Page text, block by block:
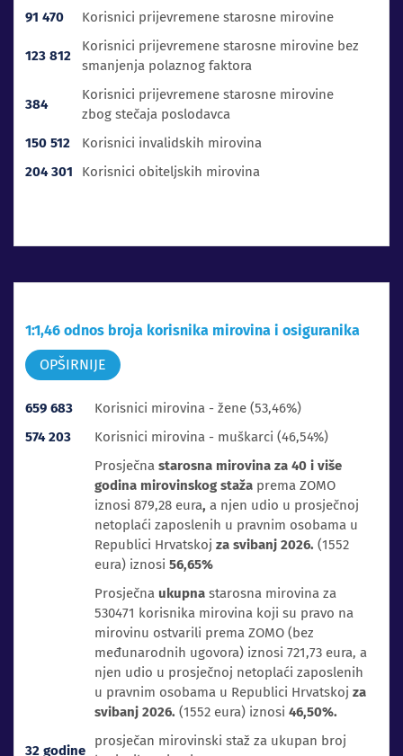
91 470
Korisnici prijevremene starosne mirovine
123 812
Korisnici prijevremene starosne mirovine bez
smanjenja polaznog faktora
384
Korisnici prijevremene starosne mirovine
zbog stečaja poslodavca
150 512
Korisnici invalidskih mirovina
204 301
Korisnici obiteljskih mirovina
1:1,46 odnos broja korisnika mirovina i osiguranika
OPŠIRNIJE
659 683
Korisnici mirovina - žene (53,46%)
574 203
Korisnici mirovina - muškarci (46,54%)
Prosječna starosna mirovina za 40 i više
godina mirovinskog staža prema ZOMO
iznosi 879,28 eura, a njen udio u prosječnoj
netoplaći zaposlenih u pravnim osobama u
Republici Hrvatskoj za svibanj 2026. (1552
eura) iznosi 56,65%
Prosječna ukupna starosna mirovina za
530471 korisnika mirovina koji su pravo na
mirovinu ostvarili prema ZOMO (bez
međunarodnih ugovora) iznosi 721,73 eura, a
njen udio u prosječnoj netoplaći zaposlenih
u pravnim osobama u Republici Hrvatskoj za
svibanj 2026. (1552 eura) iznosi 46,50%.
32 godine
prosječan mirovinski staž za ukupan broj